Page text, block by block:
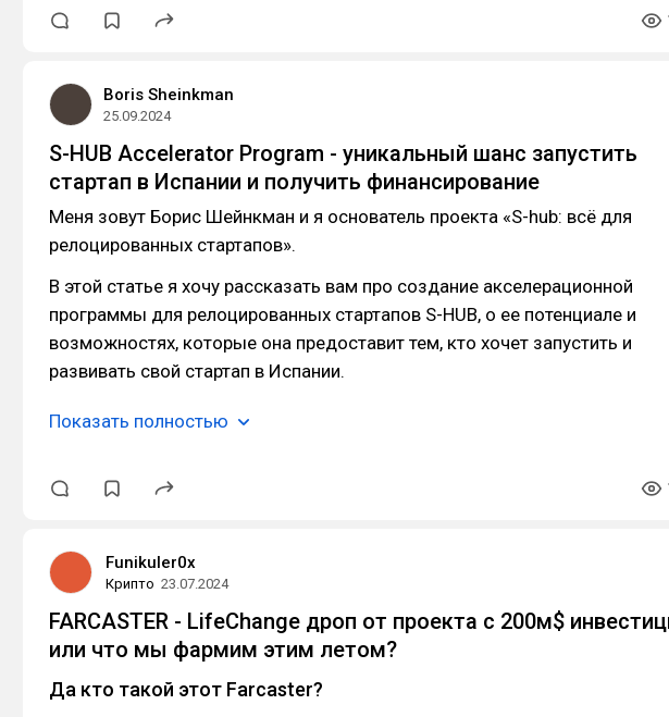
Boris Sheinkman
25.09.2024
S-HUB Accelerator Program - уникальный шанс запустить
стартап в Испании и получить финансирование
Меня зовут Борис Шейнкман и я основатель проекта «S-hub: всё для
релоцированных стартапов».
В этой статье я хочу рассказать вам про создание акселерационной
программы для релоцированных стартапов S-HUB, о ее потенциале и
возможностях, которые она предоставит тем, кто хочет запустить и
развивать свой стартап в Испании.
Показать полностью
Funikuler0x
Крипто 23.07.2024
FARCASTER - LifeChange дроп от проекта с 200м$
или что мы фармим этим летом?
Да кто такой этот Farcaster?